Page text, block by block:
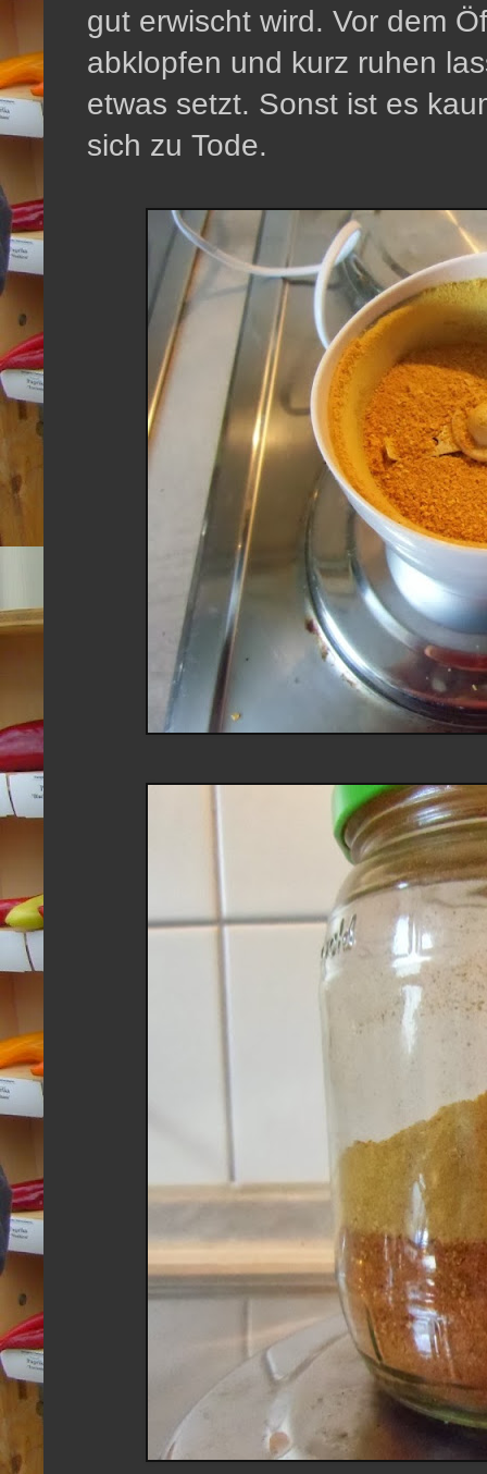
gut erwischt wird. Vor dem
abklopfen und kurz ruhen
etwas setzt. Sonst ist es
sich zu Tode.